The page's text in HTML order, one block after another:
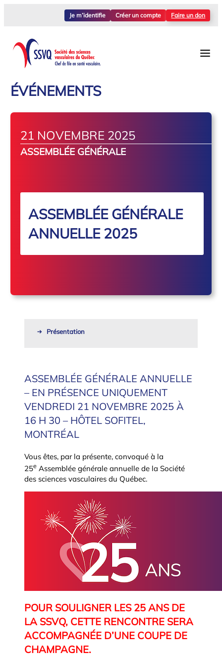
Je m’identifie Créer un compte Faire un don
ÉVÉNEMENTS
21 NOVEMBRE 2025
ASSEMBLÉE GÉNÉRALE
ASSEMBLÉE GÉNÉRALE
ANNUELLE 2025
Présentation
ASSEMBLÉE GÉNÉRALE ANNUELLE
– EN PRÉSENCE UNIQUEMENT
VENDREDI 21 NOVEMBRE 2025 À
16 H 30 – HÔTEL SOFITEL,
MONTRÉAL
Vous êtes, par la présente, convoqué à la
25e Assemblée générale annuelle de la Société
des sciences vasculaires du Québec.
POUR SOULIGNER LES 25 ANS DE
LA SSVQ, CETTE RENCONTRE SERA
ACCOMPAGNÉE D’UNE COUPE DE
CHAMPAGNE.